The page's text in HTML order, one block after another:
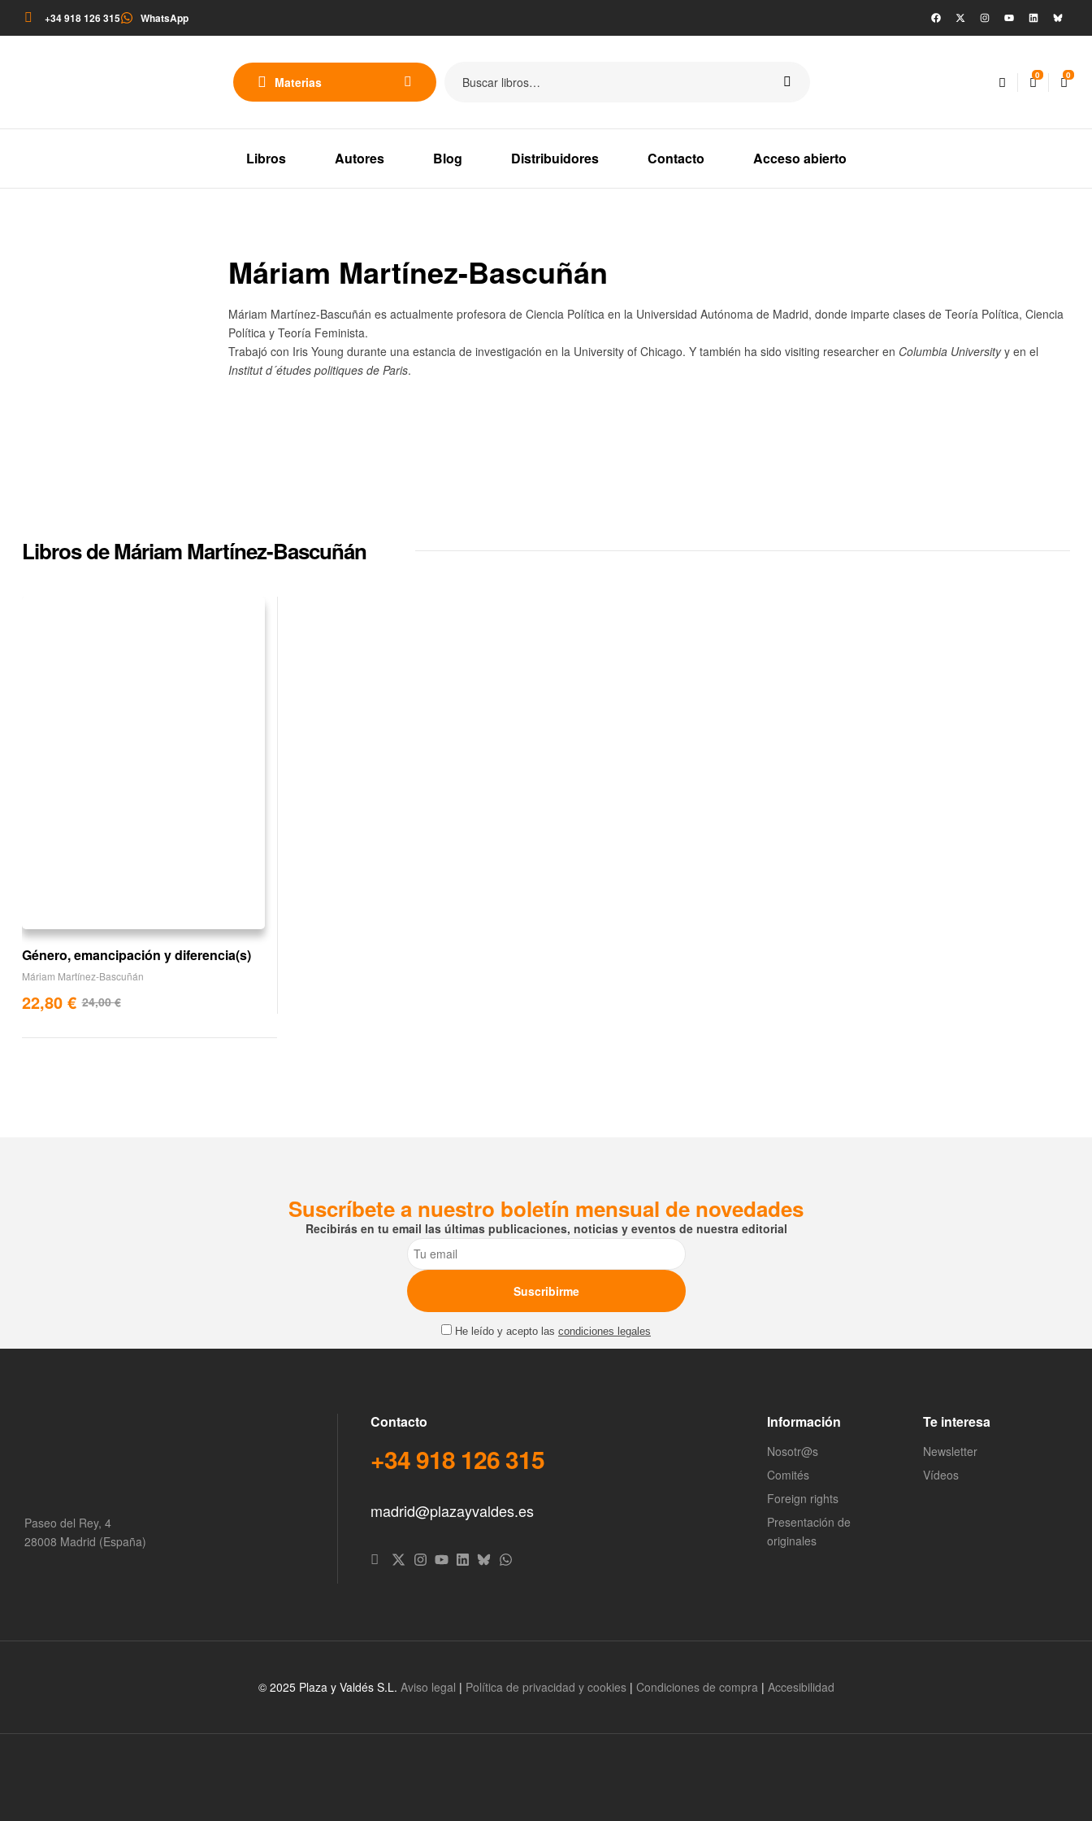
+34 918 126 315 WhatsApp
Materias 0 0
Libros Autores Blog Distribuidores Contacto Acceso abierto
Máriam Martínez-Bascuñán
Máriam Martínez-Bascuñán es actualmente profesora de Ciencia Política en la Universidad Autónoma de Madrid, donde imparte clases de Teoría Política, Ciencia
Política y Teoría Feminista.
Trabajó con Iris Young durante una estancia de investigación en la University of Chicago. Y también ha sido visiting researcher en Columbia Universityy en el
Institut d´études politiques de Paris.
Libros de Máriam Martínez-Bascuñán
Género, emancipación y diferencia(s)
Máriam Martínez-Bascuñán
24,00€
22,80 €
Suscríbete a nuestro boletín mensual de novedades
Recibirás en tu email las últimas publicaciones, noticias y eventos de nuestra editorial
Email
He leído y acepto las condiciones legales
Paseo del Rey, 4
28008 Madrid (España)
Contacto
+34 918 126 315
madrid@plazayvaldes.es
Información
Nosotr@s
Comités
Foreign rights
Presentación de
originales
Te interesa
Newsletter
Vídeos
© 2025 Plaza y Valdés S.L. Aviso legal | Política de privacidad y cookies| Condiciones de compra | Accesibilidad